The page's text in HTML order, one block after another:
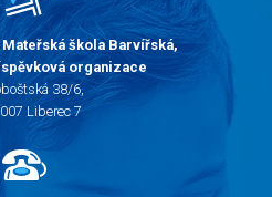
škola Barvířská,
organizace
38/6,
Liberec 7